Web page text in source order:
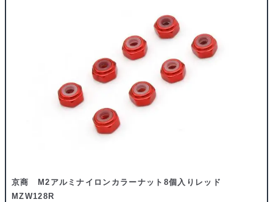
京商 M2アルミナイロンカラーナット8個入りレッド
MZW128R